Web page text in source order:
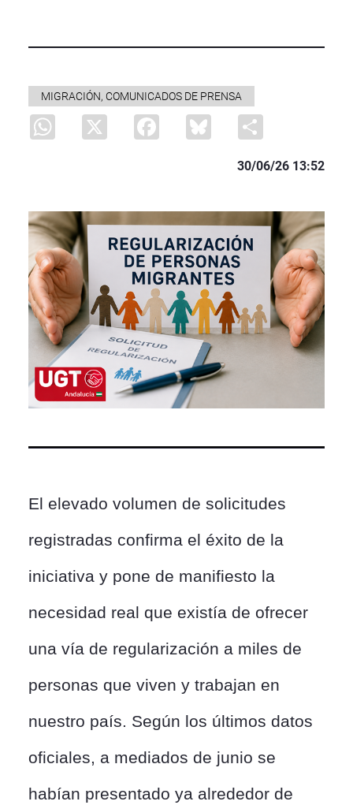
MIGRACIÓN, COMUNICADOS DE PRENSA
WhatsApp
X Facebook Bluesky
30/06/26 13:52
El elevado volumen de solicitudes
registradas confirma el éxito de la
iniciativa y pone de manifiesto la
necesidad real que existía de ofrecer
una vía de regularización a miles de
personas que viven y trabajan en
nuestro país. Según los últimos datos
oficiales, a mediados de junio se
habían presentado ya alrededor de